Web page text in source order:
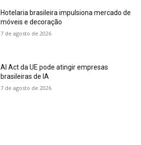
Hotelaria brasileira impulsiona mercado de
móveis e decoração
7 de agosto de 2026
AI Act da UE pode atingir empresas
brasileiras de IA
7 de agosto de 2026